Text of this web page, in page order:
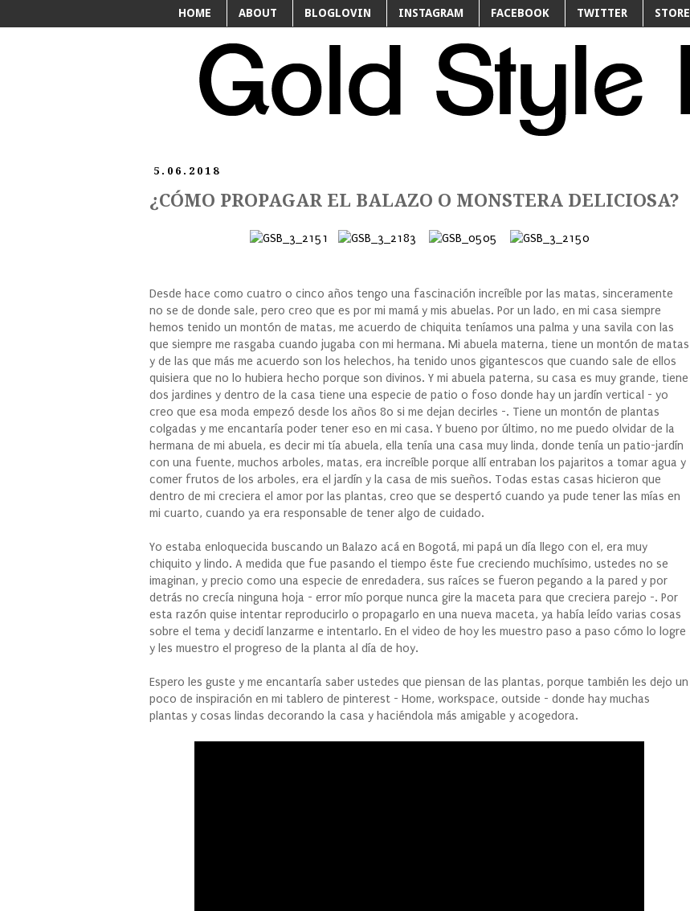
HOME ABOUT BLOGLOVIN INSTAGRAM FACEBOOK TWITTER STORE
5.06.2018
¿CÓMO PROPAGAR EL BALAZO O MONSTERA DELICIOSA?
Desde hace como cuatro o cinco años tengo una fascinación increíble por las matas, sinceramente
no se de donde sale, pero creo que es por mi mamá y mis abuelas. Por un lado, en mi casa siempre
hemos tenido un montón de matas, me acuerdo de chiquita teníamos una palma y una savila con las
que siempre me rasgaba cuando jugaba con mi hermana. Mi abuela materna, tiene un montón de matas
y de las que más me acuerdo son los helechos, ha tenido unos gigantescos que cuando sale de ellos
quisiera que no lo hubiera hecho porque son divinos. Y mi abuela paterna, su casa es muy grande, tiene
dos jardines y dentro de la casa tiene una especie de patio o foso donde hay un jardín vertical - yo
creo que esa moda empezó desde los años 80 si me dejan decirles -. Tiene un montón de plantas
colgadas y me encantaría poder tener eso en mi casa. Y bueno por último, no me puedo olvidar de la
hermana de mi abuela, es decir mi tía abuela, ella tenía una casa muy linda, donde tenía un patio-jardín
con una fuente, muchos arboles, matas, era increíble porque allí entraban los pajaritos a tomar agua y
comer frutos de los arboles, era el jardín y la casa de mis sueños. Todas estas casas hicieron que
dentro de mi creciera el amor por las plantas, creo que se despertó cuando ya pude tener las mías en
mi cuarto, cuando ya era responsable de tener algo de cuidado.
Yo estaba enloquecida buscando un Balazo acá en Bogotá, mi papá un día llego con el, era muy
chiquito y lindo. A medida que fue pasando el tiempo éste fue creciendo muchísimo, ustedes no se
imaginan, y precio como una especie de enredadera, sus raíces se fueron pegando a la pared y por
detrás no crecía ninguna hoja - error mío porque nunca gire la maceta para que creciera parejo -. Por
esta razón quise intentar reproducirlo o propagarlo en una nueva maceta, ya había leído varias cosas
sobre el tema y decidí lanzarme e intentarlo. En el video de hoy les muestro paso a paso cómo lo logre
y les muestro el progreso de la planta al día de hoy.
Espero les guste y me encantaría saber ustedes que piensan de las plantas, porque también les dejo un
poco de inspiración en mi tablero de pinterest - Home, workspace, outside - donde hay muchas
plantas y cosas lindas decorando la casa y haciéndola más amigable y acogedora.